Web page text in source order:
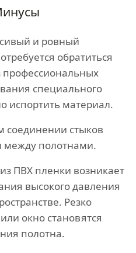
и ровный
обратиться
профессиональных
специального
испортить материал.
соединении стыков
полотнами.
ПВХ пленки возникает
высокого давления
Резко
окно становятся
полотна.